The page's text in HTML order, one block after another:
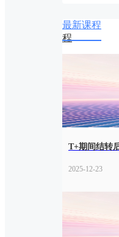
最新课程
程
T+期间结转
2025-12-23